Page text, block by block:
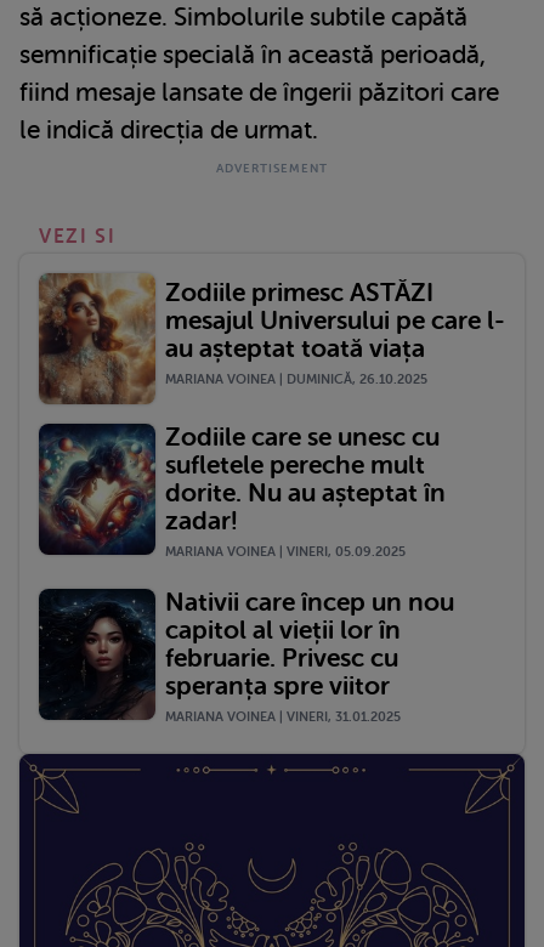
să acționeze. Simbolurile subtile capătă
semnificație specială în această perioadă,
fiind mesaje lansate de îngerii păzitori care
le indică direcția de urmat.
VEZI SI
Zodiile primesc ASTĂZI
mesajul Universului pe care l-
au așteptat toată viața
MARIANA VOINEA | DUMINICĂ, 26.10.2025
Zodiile care se unesc cu
sufletele pereche mult
dorite. Nu au așteptat în
zadar!
MARIANA VOINEA | VINERI, 05.09.2025
Nativii care încep un nou
capitol al vieții lor în
februarie. Privesc cu
speranța spre viitor
MARIANA VOINEA | VINERI, 31.01.2025